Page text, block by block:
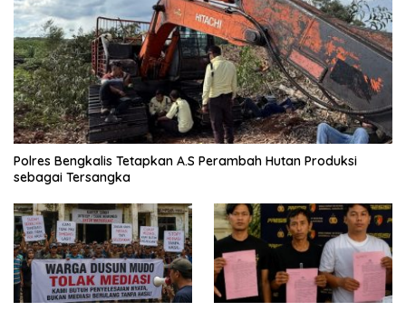
Polres Bengkalis Tetapkan A.S Perambah Hutan Produksi
sebagai Tersangka